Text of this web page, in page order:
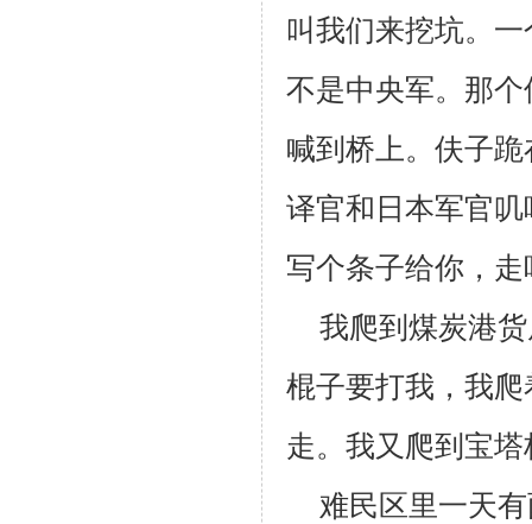
叫我们来挖坑。一
不是中央军。那个
喊到桥上。 伕子跪
译官和日本军官
写个条子给你，走
我爬到煤炭港
棍子要打我，我
走。我又爬到宝
难民区里一天